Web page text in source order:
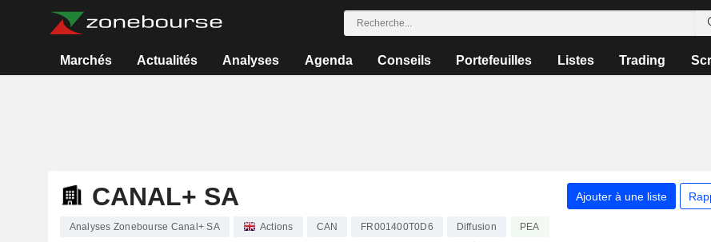
Marchés Actualités Analyses Agenda Conseils Portefeuilles Listes Trading
CANAL+ SA Ajouter à une liste
Analyses Zonebourse Canal+ SA Actions CAN FR001400T0D6 Diffusion PEA